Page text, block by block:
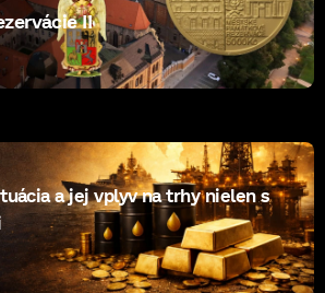
II
a jej vplyv na trhy nielen s